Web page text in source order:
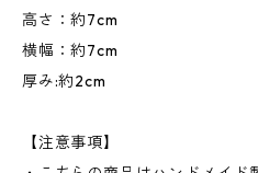
高さ：約7cm
横幅：約7cm
厚み:約2cm
【注意事項】